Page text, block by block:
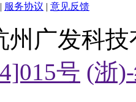
| 服务协议 | 意见反馈
州广发科
号 (浙